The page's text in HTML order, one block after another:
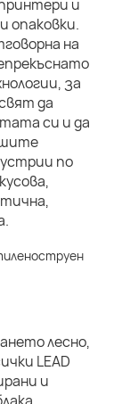
и
опаковки.
на
за
да
си и да
по
лесно,
LEAD
и